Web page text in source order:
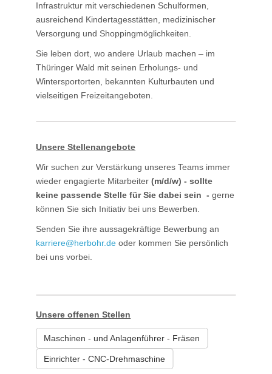
Infrastruktur mit verschiedenen Schulformen,
ausreichend Kindertagesstätten, medizinischer
Versorgung und Shoppingmöglichkeiten.
Sie leben dort, wo andere Urlaub machen – im
Thüringer Wald mit seinen Erholungs- und
Wintersportorten, bekannten Kulturbauten und
vielseitigen Freizeitangeboten.
Unsere Stellenangebote
Wir suchen zur Verstärkung unseres Teams immer
wieder engagierte Mitarbeiter(m/d/w) - sollte
keine passende Stelle für Sie dabei sein -gerne
können Sie sich Initiativ bei uns Bewerben.
Senden Sie ihre aussagekräftige Bewerbung an
karriere@herbohr.de oder kommen Sie persönlich
bei uns vorbei.
Unsere offenen Stellen
Maschinen - und Anlagenführer - Fräsen
Einrichter - CNC-Drehmaschine